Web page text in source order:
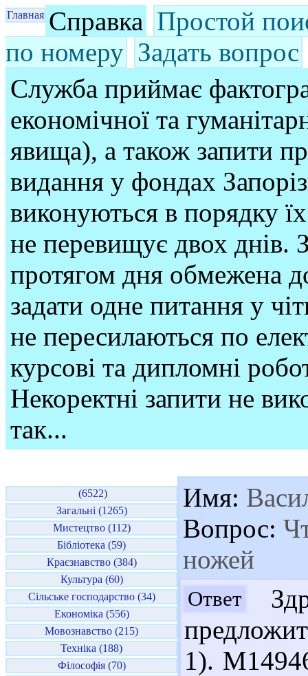
Главная Справка Простой
по номеру Задать вопрос
Служба приймає
економічної та
явища), а також запити
видання у фондах
виконуються в порядку
не перевищує двох днів.
протягом дня обмежена
задати одне питання у
не пересилаються по
курсові та дипломні
Некоректні запити не
так...
(6522)
Загальні (1265)
Мистецтво (112)
Бібліотека (59)
Краєзнавство (384)
Культура (60)
Сільське господарство (34)
Економіка (556)
Мовознавство (215)
Техніка (188)
Філософія (70)
Имя:
Вопрос:
ножей
Ответ
1).